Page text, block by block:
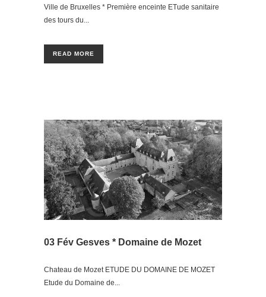
Ville de Bruxelles * Première enceinte ETude sanitaire
des tours du...
READ MORE
03 Fév Gesves * Domaine de Mozet
Chateau de Mozet ETUDE DU DOMAINE DE MOZET
Etude du Domaine de...